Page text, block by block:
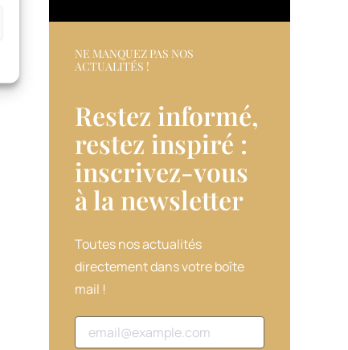
NE MANQUEZ PAS NOS
ACTUALITÉS !
Restez informé,
restez inspiré :
inscrivez-vous
à la newsletter​
Toutes nos actualités
directement dans votre boîte
mail !
Adresse email